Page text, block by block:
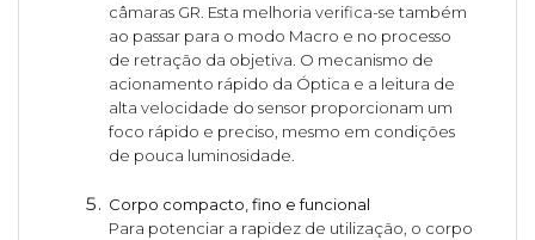
câmaras GR. Esta melhoria verifica-se também
ao passar para o modo Macro e no processo
de retração da objetiva. O mecanismo de
acionamento rápido da Óptica e a leitura de
alta velocidade do sensor proporcionam um
foco rápido e preciso, mesmo em condições
de pouca luminosidade.
Corpo compacto, fino e funcional
Para potenciar a rapidez de utilização, o corpo